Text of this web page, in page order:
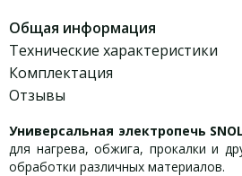
Общая информация
Технические характеристики
Комплектация
Отзывы
Универсальная электропечь
для нагрева, обжига, прокалки и
обработки различных материалов.